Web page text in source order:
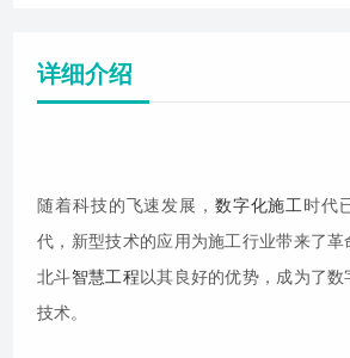
详细介绍
随着科技的飞速发展， 数字化施工时代
代，新型技术的应用为施工行业带来了革
北斗智慧工程以其良好的优势，成为了
技术。